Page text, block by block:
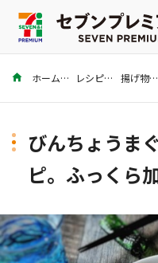
商品を探す
ホーム レシピ 揚げ物
びんちょうま
ピ。ふっくら